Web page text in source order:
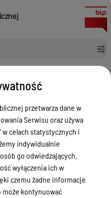
kadencji (lata 2018-2023)
Powiatowe w Gołdapi
w Gołdapi
(lata 2018-2023)
w
nieobowiązująca z dnia
09-03-2020 12:37:18
Drukuj
Posiedzenia
Rady Powiatu
przetwarza dane w
Serwisu oraz używa
w celach statystycznych i
indywidualnie
go odwiedzających.
wyłączenia ich w
czemu żadne informacje
może kontynuować